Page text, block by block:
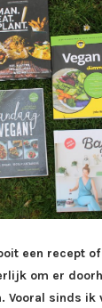
een recept
om er
Vooral sinds ik